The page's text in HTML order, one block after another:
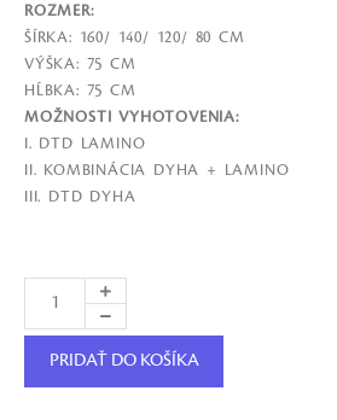
ROZMER:
ŠÍRKA: 160/ 140/ 120/ 80 CM
VÝŠKA: 75 CM
HĹBKA: 75 CM
MOŽNOSTI VYHOTOVENIA:
I. DTD LAMINO
II. KOMBINÁCIA DYHA + LAMINO
III. DTD DYHA
PRIDAŤ DO KOŠÍKA